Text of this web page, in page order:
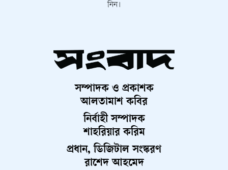
নিন।
সম্পাদক ও প্রকাশক
আলতামাশ কবির
নির্বাহী সম্পাদক
শাহরিয়ার করিম
প্রধান, ডিজিটাল সংস্করণ
রাশেদ আহমেদ